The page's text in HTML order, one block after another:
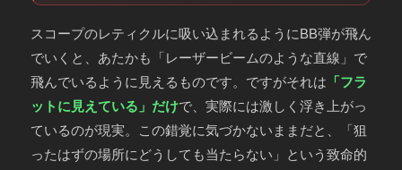
スコープのレティクルに吸い込まれるようにBB弾が飛ん
でいくと、あたかも「レーザービームのような直線」で
飛んでいるように見えるものです。ですがそれは 「フラ
ットに見えている」だけで、実際には激しく浮き上がっ
ているのが現実。この錯覚に気づかないままだと、「狙
ったはずの場所にどうしても当たらない」という致命的